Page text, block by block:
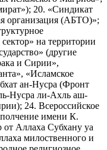
20. «Синдикат
организация (АБТО)»;
на территории
(другие
и Сирии»,
«Исламское
ан-Нусра (Фронт
Нусра ли-Ахль аш-
24. Всероссийское
имени К.
Аллаха Субхану уа
милоственного и